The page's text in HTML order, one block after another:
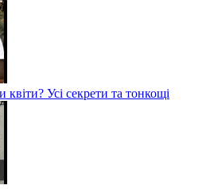
Усі секрети та тонкощі